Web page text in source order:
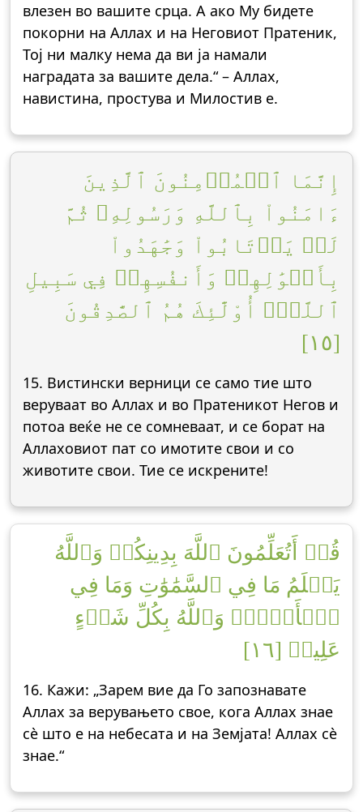
влезен во вашите срца. А ако Му бидете
покорни на Аллах и на Неговиот Пратеник,
Тој ни малку нема да ви ја намали
наградата за вашите дела.“ – Аллах,
навистина, простува и Милостив е.
إِنَّمَا ٱلۡمُؤۡمِنُونَ ٱلَّذِينَ
ءَامَنُواْ بِٱللَّهِ وَرَسُولِهِۦ ثُمَّ
لَمۡ يَرۡتَابُواْ وَجَٰهَدُواْ
بِأَمۡوَٰلِهِمۡ وَأَنفُسِهِمۡ فِي سَبِيلِ
ٱللَّهِۚ أُوْلَٰٓئِكَ هُمُ ٱلصَّٰدِقُونَ
[١٥]
15. Вистински верници се само тие што
веруваат во Аллах и во Пратеникот Негов и
потоа веќе не се сомневаат, и се борат на
Аллаховиот пат со имотите свои и со
животите свои. Тие се искрените!
قُلۡ أَتُعَلِّمُونَ ٱللَّهَ بِدِينِكُمۡ وَٱللَّهُ
يَعۡلَمُ مَا فِي ٱلسَّمَٰوَٰتِ وَمَا فِي
ٱلۡأَرۡضِۚ وَٱللَّهُ بِكُلِّ شَيۡءٍ
عَلِيمٞ [١٦]
16. Кажи: „Зарем вие да Го запознавате
Аллах за верувањето свое, кога Аллах знае
сè што е на небесата и на Земјата! Аллах сè
знае.“